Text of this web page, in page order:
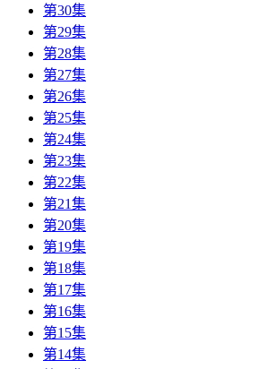
第30集
第29集
第28集
第27集
第26集
第25集
第24集
第23集
第22集
第21集
第20集
第19集
第18集
第17集
第16集
第15集
第14集